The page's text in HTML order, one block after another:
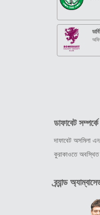
ডাফাবেট সম্পর্কে
দাফাবেট অসমিলা
কুরাকাওতে
ব্র্যান্ড